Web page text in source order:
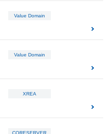
Value Domain
Value Domain
XREA
CORESERVER